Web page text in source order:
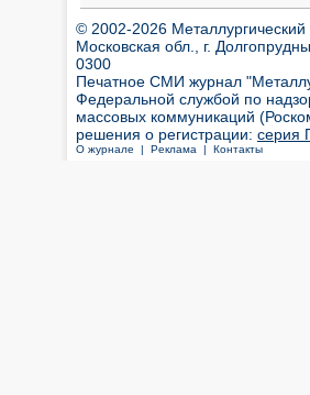
© 2002-2026
Московская обл., г.
0300
Печатное СМИ журнал
Федеральной службой по
массовых коммуникаций
решения о регистрации: серия
О журнале | Реклама | Контакты